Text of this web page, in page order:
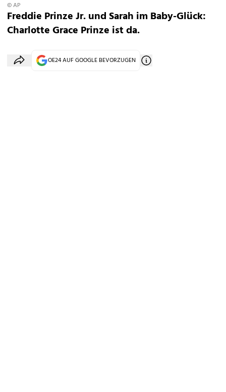
© AP
Freddie Prinze Jr. und Sarah im Baby-Glück:
Charlotte Grace Prinze ist da.
OE24 AUF GOOGLE BEVORZUGEN